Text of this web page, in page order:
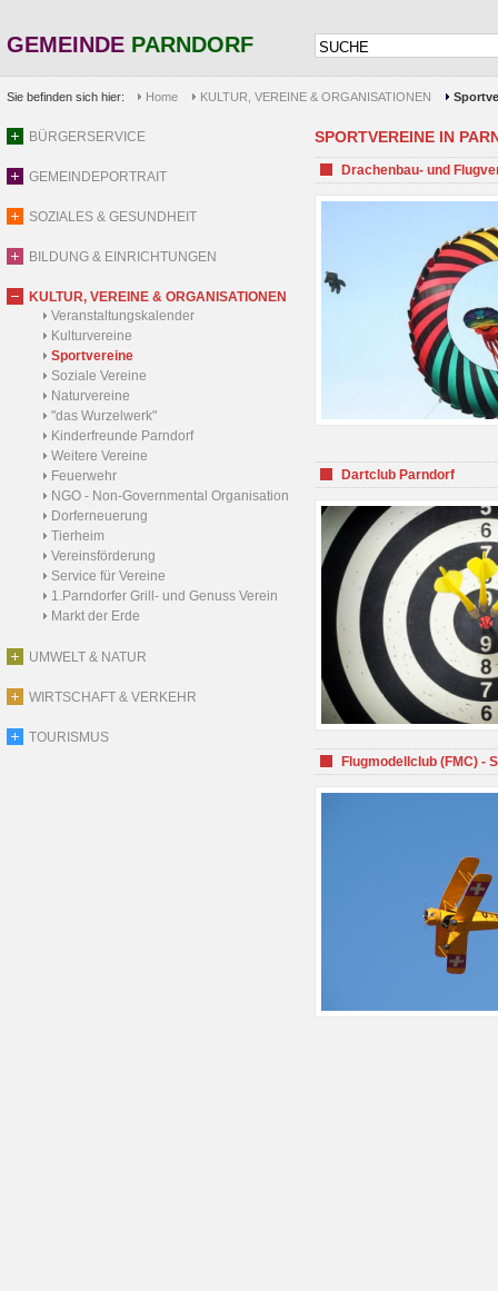
GEMEINDE PARNDORF
Sie befinden sich hier: Home KULTUR, VEREINE & ORGANISATIONEN
BÜRGERSERVICE
GEMEINDEPORTRAIT
SOZIALES & GESUNDHEIT
BILDUNG & EINRICHTUNGEN
KULTUR, VEREINE & ORGANISATIONEN
Veranstaltungskalender
Kulturvereine
Sportvereine
Soziale Vereine
Naturvereine
"das Wurzelwerk"
Kinderfreunde Parndorf
Weitere Vereine
Feuerwehr
NGO - Non-Governmental Organisation
Dorferneuerung
Tierheim
Vereinsförderung
Service für Vereine
1.Parndorfer Grill- und Genuss Verein
Markt der Erde
UMWELT & NATUR
WIRTSCHAFT & VERKEHR
TOURISMUS
SPORTVEREINE IN
Drachenbau- und
Dartclub Parndorf
Flugmodellclub (FMC) -